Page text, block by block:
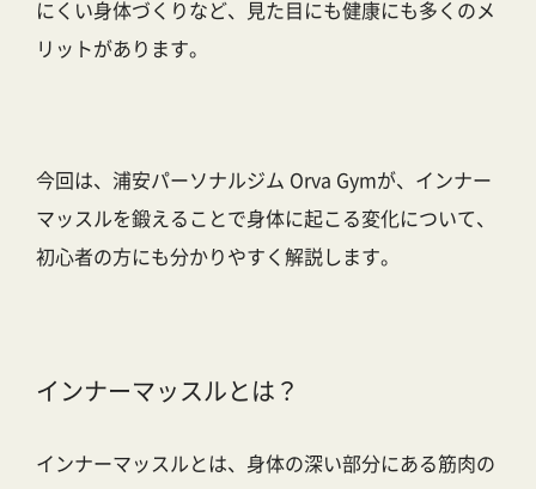
にくい身体づくりなど、見た目にも健康にも多くのメ
リットがあります。
今回は、 浦安パーソナルジム Orva Gymが、インナー
マッスルを鍛えることで身体に起こる変化について、
初心者の方にも分かりやすく解説します。
インナーマッスルとは？
インナーマッスルとは、身体の深い部分にある筋肉の